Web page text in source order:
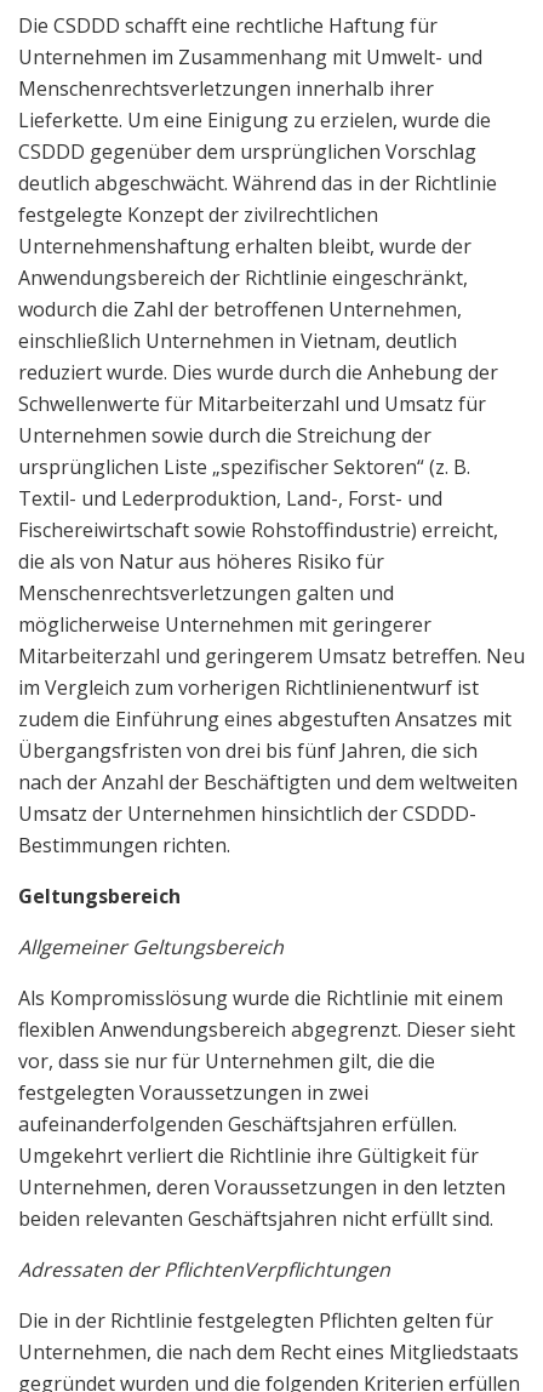
Die CSDDD schafft eine rechtliche Haftung für
Unternehmen im Zusammenhang mit Umwelt- und
Menschenrechtsverletzungen innerhalb ihrer
Lieferkette. Um eine Einigung zu erzielen, wurde die
CSDDD gegenüber dem ursprünglichen Vorschlag
deutlich abgeschwächt. Während das in der Richtlinie
festgelegte Konzept der zivilrechtlichen
Unternehmenshaftung erhalten bleibt, wurde der
Anwendungsbereich der Richtlinie eingeschränkt,
wodurch die Zahl der betroffenen Unternehmen,
einschließlich Unternehmen in Vietnam, deutlich
reduziert wurde. Dies wurde durch die Anhebung der
Schwellenwerte für Mitarbeiterzahl und Umsatz für
Unternehmen sowie durch die Streichung der
ursprünglichen Liste „spezifischer Sektoren“ (z. B.
Textil- und Lederproduktion, Land-, Forst- und
Fischereiwirtschaft sowie Rohstoffindustrie) erreicht,
die als von Natur aus höheres Risiko für
Menschenrechtsverletzungen galten und
möglicherweise Unternehmen mit geringerer
Mitarbeiterzahl und geringerem Umsatz betreffen. Neu
im Vergleich zum vorherigen Richtlinienentwurf ist
zudem die Einführung eines abgestuften Ansatzes mit
Übergangsfristen von drei bis fünf Jahren, die sich
nach der Anzahl der Beschäftigten und dem weltweiten
Umsatz der Unternehmen hinsichtlich der CSDDD-
Bestimmungen richten.
Geltungsbereich
Allgemeiner Geltungsbereich
Als Kompromisslösung wurde die Richtlinie mit einem
flexiblen Anwendungsbereich abgegrenzt. Dieser sieht
vor, dass sie nur für Unternehmen gilt, die die
festgelegten Voraussetzungen in zwei
aufeinanderfolgenden Geschäftsjahren erfüllen.
Umgekehrt verliert die Richtlinie ihre Gültigkeit für
Unternehmen, deren Voraussetzungen in den letzten
beiden relevanten Geschäftsjahren nicht erfüllt sind.
Adressaten der PflichtenVerpflichtungen
Die in der Richtlinie festgelegten Pflichten gelten für
Unternehmen, die nach dem Recht eines Mitgliedstaats
gegründet wurden und die folgenden Kriterien erfüllen